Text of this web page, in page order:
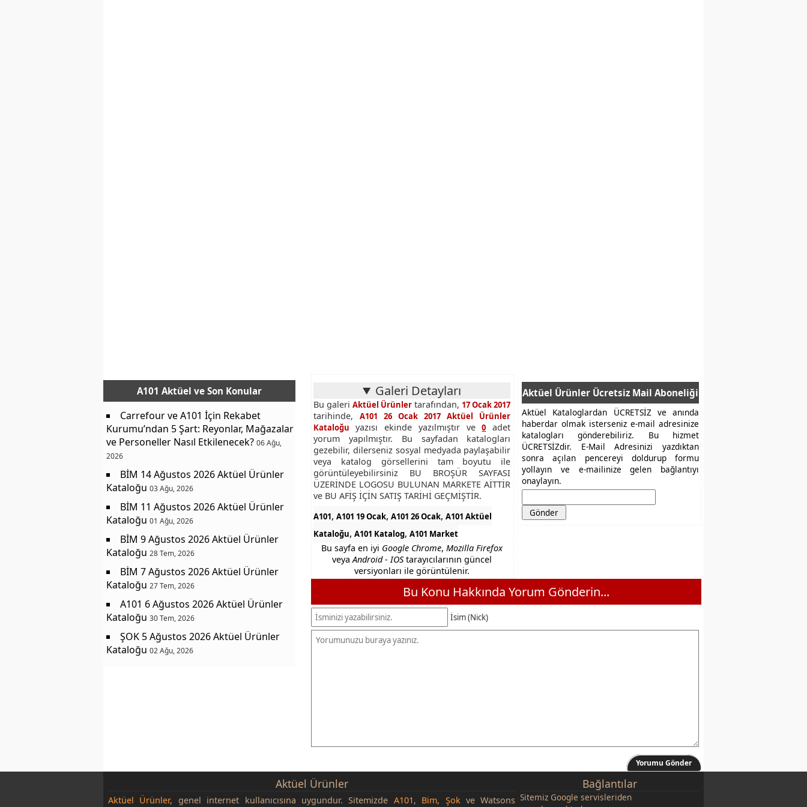
Galeri Detayları
Bu galeriAktüel Ürünler tarafından, 17 Ocak 2017
tarihinde,A101 26 Ocak 2017 Aktüel Ürünler
Kataloğu yazısı ekinde yazılmıştır ve0 adet
yorum yapılmıştır. Bu sayfadan katalogları
gezebilir, dilerseniz sosyal medyada paylaşabilir
veya katalog görsellerini tam boyutu ile
görüntüleyebilirsiniz BU BROŞÜR SAYFASI
ÜZERİNDE LOGOSU BULUNAN MARKETE AİTTİR
ve BU AFİŞ İÇİN SATIŞ TARİHİ GEÇMİŞTİR.
A101, A101 19 Ocak, A101 26 Ocak, A101 Aktüel
Kataloğu, A101 Katalog, A101 Market
Bu sayfa en iyi Google Chrome,Mozilla Firefox
veyaAndroid - IOStarayıcılarının güncel
versiyonları ile görüntülenir.
Aktüel Ürünler Ücretsiz Mail Aboneliği
Aktüel Kataloglardan ÜCRETSİZ ve anında
haberdar olmak isterseniz e-mail adresinize
katalogları gönderebiliriz. Bu hizmet
ÜCRETSİZdir. E-Mail Adresinizi yazdıktan
sonra açılan pencereyi doldurup formu
yollayın ve e-mailinize gelen bağlantıyı
onaylayın.
Bu Konu Hakkında Yorum Gönderin...
İsim (Nick)
Yorumu Gönder
A101 Aktüel ve Son Konular
Carrefour ve A101 İçin Rekabet
Kurumu’ndan 5 Şart: Reyonlar, Mağazalar
ve Personeller Nasıl Etkilenecek? 06 Ağu,
2026
BİM 14 Ağustos 2026 Aktüel Ürünler
Kataloğu 03 Ağu, 2026
BİM 11 Ağustos 2026 Aktüel Ürünler
Kataloğu 01 Ağu, 2026
BİM 9 Ağustos 2026 Aktüel Ürünler
Kataloğu 28 Tem, 2026
BİM 7 Ağustos 2026 Aktüel Ürünler
Kataloğu 27 Tem, 2026
A101 6 Ağustos 2026 Aktüel Ürünler
Kataloğu 30 Tem, 2026
ŞOK 5 Ağustos 2026 Aktüel Ürünler
Kataloğu 02 Ağu, 2026
Aktüel Ürünler
Aktüel Ürünler, genel internet kullanıcısına uygundur. Sitemizde A101, Bim, Şokve Watsons
Bağlantılar
Sitemiz Google servisleriden